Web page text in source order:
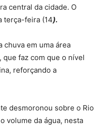
central da cidade. O
terça-feira (14).
chuva em uma área
faz com que o nível
reforçando a
desmoronou sobre o Rio
volume da água, nesta